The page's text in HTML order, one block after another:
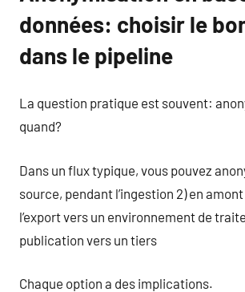
données: choisir le
dans le pipeline
La question pratique est souvent:
quand?
Dans un flux typique, vous pouvez
source, pendant l’ingestion 2) en amont
l’export vers un environnement de
publication vers un tiers
Chaque option a des implications.